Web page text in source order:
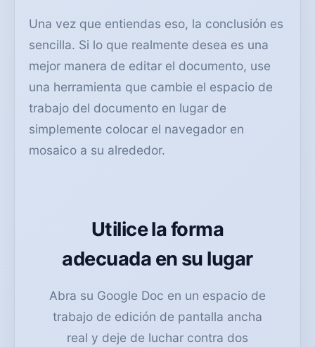
Una vez que entiendas eso, la conclusión es
sencilla. Si lo que realmente desea es una
mejor manera de editar el documento, use
una herramienta que cambie el espacio de
trabajo del documento en lugar de
simplemente colocar el navegador en
mosaico a su alrededor.
Utilice la forma
adecuada en su lugar
Abra su Google Doc en un espacio de
trabajo de edición de pantalla ancha
real y deje de luchar contra dos